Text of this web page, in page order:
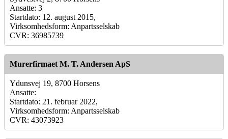
Ansatte: 3
Startdato: 12. august 2015,
Virksomhedsform: Anpartsselskab
CVR: 36985739
Murerfirmaet M. T. Andersen ApS
Ydunsvej 19, 8700 Horsens
Ansatte:
Startdato: 21. februar 2022,
Virksomhedsform: Anpartsselskab
CVR: 43073923